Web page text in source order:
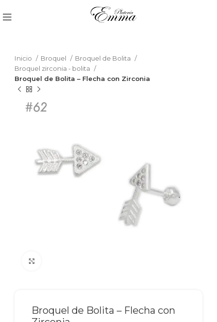
Inicio Broquel
Broquel de Bolita
Broquel zirconia - bolita
Broquel de Bolita – Flecha con Zirconia
Broquel de Bolita – Flecha con